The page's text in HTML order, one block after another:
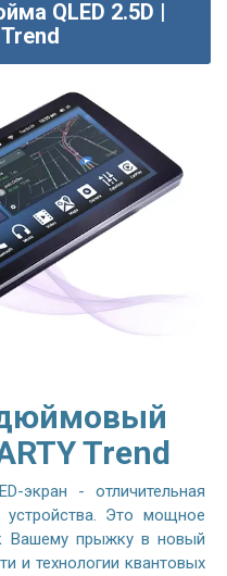
QLED 2.5D |
Trend
экран - отличительная
устройства. Это мощное
Вашему прыжку в новый
и технологии квантовых